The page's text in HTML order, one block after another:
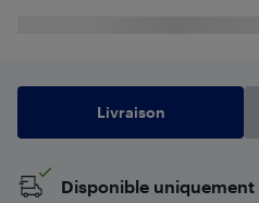
Livraison
Disponible uniquement